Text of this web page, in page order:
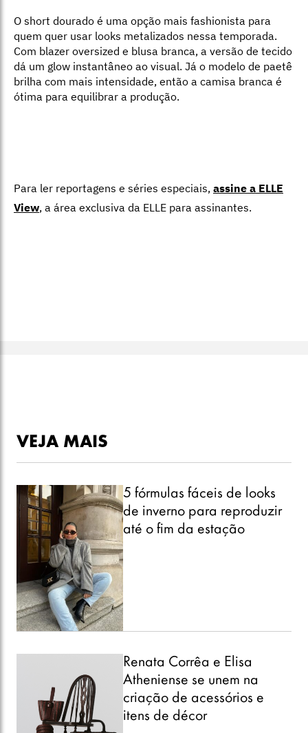
O short dourado é uma opção mais fashionista para
quem quer usar looks metalizados nessa temporada.
Com blazer oversized e blusa branca, a versão de tecido
dá um glow instantâneo ao visual. Já o modelo de paetê
brilha com mais intensidade, então a camisa branca é
ótima para equilibrar a produção.
Para ler reportagens e séries especiais, assine a ELLE
View, a área exclusiva da ELLE para assinantes.
VEJA MAIS
5 fórmulas fáceis de looks
de inverno para reproduzir
até o fim da estação
Renata Corrêa e Elisa
Atheniense se unem na
criação de acessórios e
itens de décor